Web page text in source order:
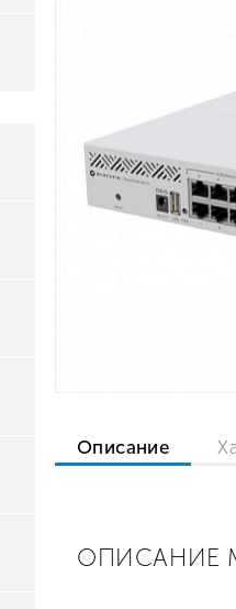
Описание
ОПИСАНИЕ